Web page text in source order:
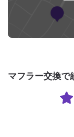
マフラー交換で